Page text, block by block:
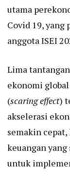
utama
Covid 19,
anggota ISEI
Lima
ekonomi
(scaring effect)
akselerasi
semakin
keuangan
untuk